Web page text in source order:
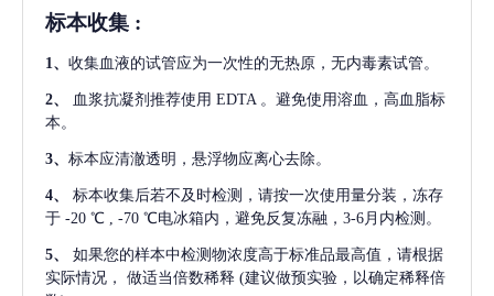
标本收集 :
1 、 收集血液的试管应为一次性的无热原，无内毒素试管。
2、 血浆抗凝剂推荐使用 EDTA 。避免使用溶血，高血脂标
本。
3、 标本应清澈透明，悬浮物应离心去除。
4、
标本收集后若不及时检测，请按一次使用量分装，冻存
于 -20 ℃ , -70 ℃电冰箱内，避免反复冻融，3-6月内检测。
5、
如果您的样本中检测物浓度高于标准品最高值，请根据
实际情况，
做适当倍数稀释 (建议做预实验，以确定稀释倍